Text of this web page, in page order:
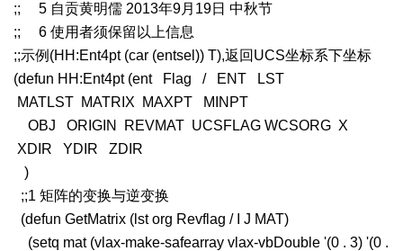
;; 5 自贡黄明儒 2013年9月19日 中秋节
;; 6 使用者须保留以上信息
;;示例(HH:Ent4pt (car (entsel)) T),返回UCS坐标系下坐标
(defun HH:Ent4pt (ent Flag / ENT LST
MATLST MATRIX MAXPT MINPT
OBJ ORIGIN REVMAT UCSFLAG WCSORG X
XDIR YDIR ZDIR
)
;;1 矩阵的变换与逆变换
(defun GetMatrix (lst org Revflag / I J MAT)
(setq mat (vlax-make-safearray vlax-vbDouble '(0 . 3) '(0 .